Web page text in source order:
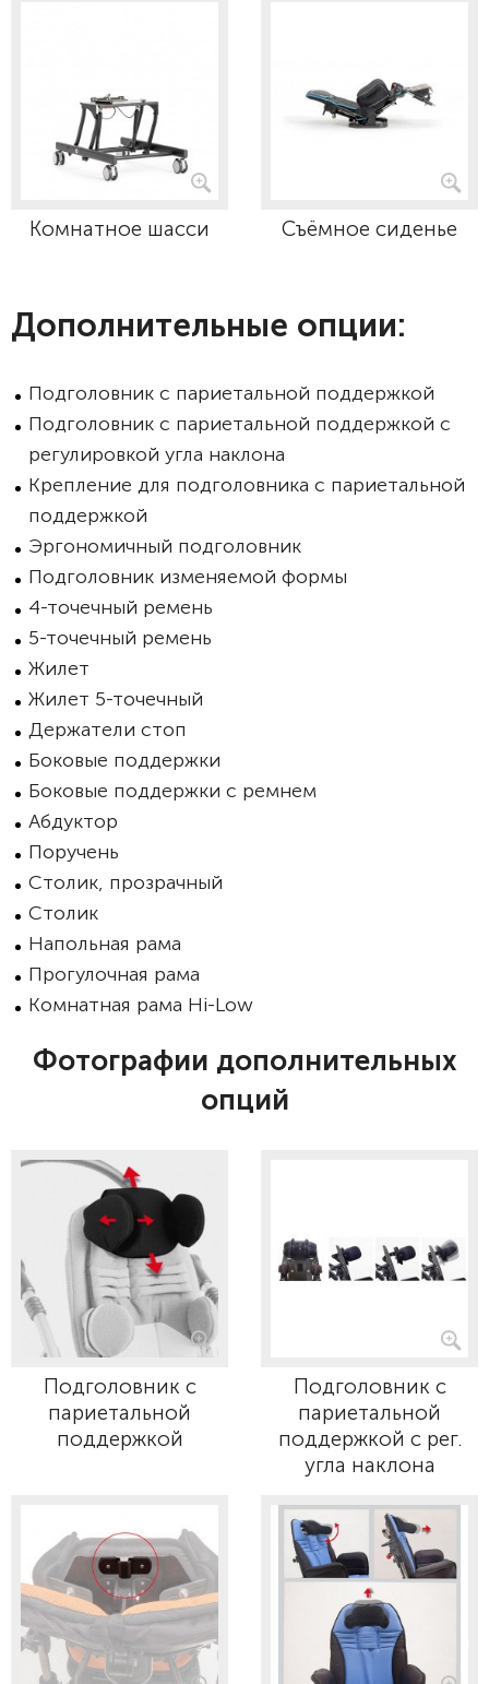
Комнатное шасси Съёмное сиденье
Дополнительные опции:
Подголовник с париетальной поддержкой
Подголовник с париетальной поддержкой с
регулировкой угла наклона
Крепление для подголовника с париетальной
поддержкой
Эргономичный подголовник
Подголовник изменяемой формы
4-точечный ремень
5-точечный ремень
Жилет
Жилет 5-точечный
Держатели стоп
Боковые поддержки
Боковые поддержки с ремнем
Абдуктор
Поручень
Столик, прозрачный
Столик
Напольная рама
Прогулочная рама
Комнатная рама Hi-Low
Фотографии дополнительных
опций
Подголовник с
париетальной
поддержкой
Подголовник с
париетальной
поддержкой с рег.
угла наклона